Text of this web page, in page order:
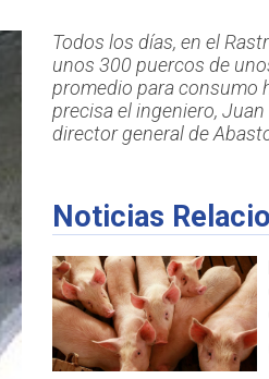
Todos los días, en el
unos 300 puercos de
promedio para consumo
precisa el ingeniero,
director general de
Noticias